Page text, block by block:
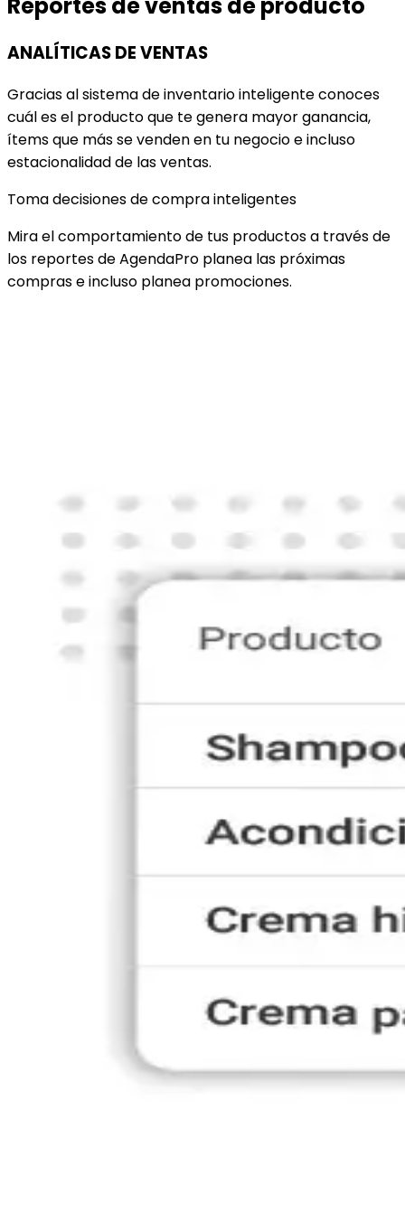
ANALÍTICAS DE VENTAS
Gracias al sistema de inventario inteligente conoces
cuál es el producto que te genera mayor ganancia,
ítems que más se venden en tu negocio e incluso
estacionalidad de las ventas.
Toma decisiones de compra inteligentes
Mira el comportamiento de tus productos a través de
los reportes de AgendaPro planea las próximas
compras e incluso planea promociones.